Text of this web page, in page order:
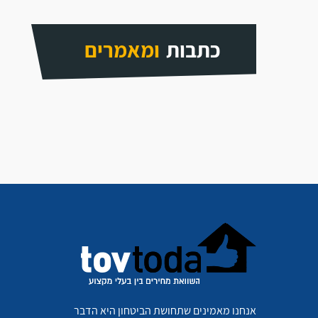
כתבות ומאמרים
אנחנו מאמינים שתחושת הביטחון היא הדבר